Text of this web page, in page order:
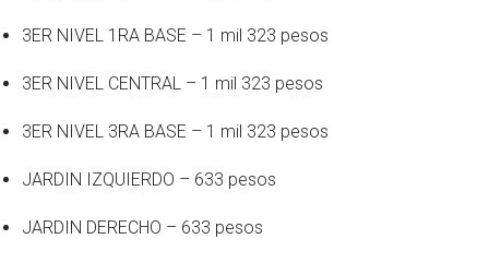
3ER NIVEL 1RA BASE – 1 mil 323 pesos
3ER NIVEL CENTRAL – 1 mil 323 pesos
3ER NIVEL 3RA BASE – 1 mil 323 pesos
JARDIN IZQUIERDO – 633 pesos
JARDIN DERECHO – 633 pesos